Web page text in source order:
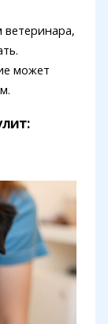
ветеринара,
может